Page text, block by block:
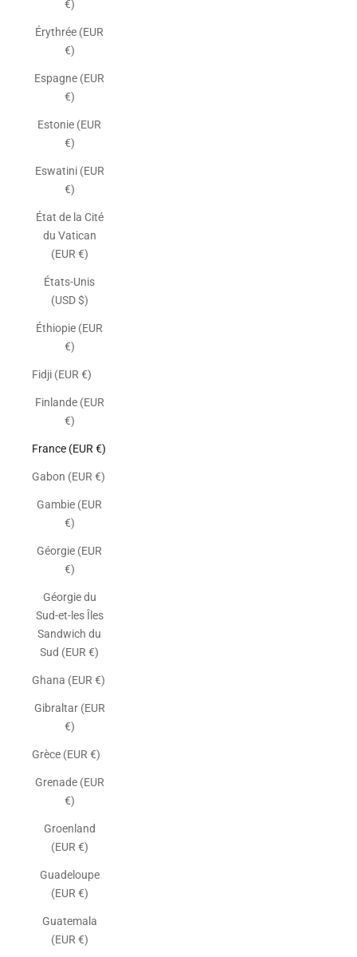
€)
Érythrée (EUR
€)
Espagne (EUR
€)
Estonie (EUR
€)
Eswatini (EUR
€)
État de la Cité
du Vatican
(EUR €)
États-Unis
(USD $)
Éthiopie (EUR
€)
Fidji (EUR €)
Finlande (EUR
€)
France (EUR €)
Gabon (EUR €)
Gambie (EUR
€)
Géorgie (EUR
€)
Géorgie du
Sud-et-les Îles
Sandwich du
Sud (EUR €)
Ghana (EUR €)
Gibraltar (EUR
€)
Grèce (EUR €)
Grenade (EUR
€)
Groenland
(EUR €)
Guadeloupe
(EUR €)
Guatemala
(EUR €)